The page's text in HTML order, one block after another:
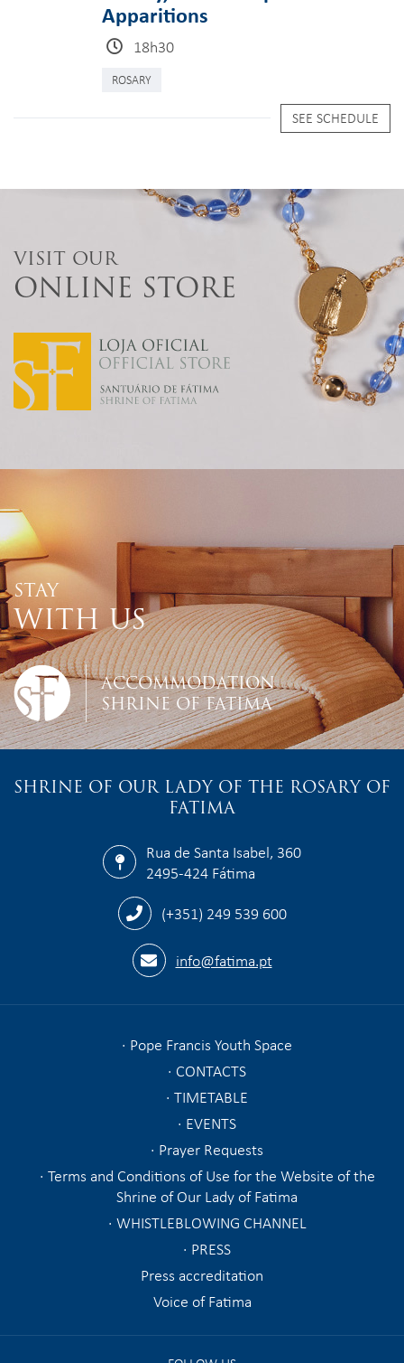
Apparitions
18h30
ROSARY
SEE SCHEDULE
VISIT OUR
ONLINE STORE
STAY
WITH US
ACCOMMODATION
SHRINE OF FATIMA
SHRINE OF OUR LADY OF THE ROSARY OF
FATIMA
Rua de Santa Isabel, 360
2495-424 Fátima
(+351) 249 539 600
info@fatima.pt
Pope Francis Youth Space
CONTACTS
TIMETABLE
EVENTS
Prayer Requests
Terms and Conditions of Use for the Website of the
Shrine of Our Lady of Fatima
WHISTLEBLOWING CHANNEL
PRESS
Press accreditation
Voice of Fatima